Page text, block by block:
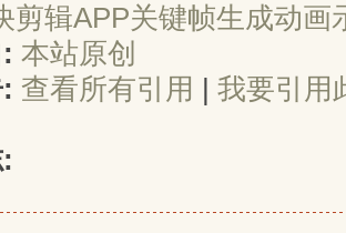
剪辑APP关键帧生成动画
本站原创
查看所有引用 | 我要引用